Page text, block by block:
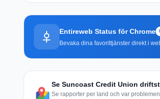
Entireweb Status för Chrome
Bevaka dina favorittjänster direkt i
Se Suncoast Credit Union
Se rapporter per land och var